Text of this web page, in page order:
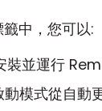
中，您可以:
裝並運行
模式從自動